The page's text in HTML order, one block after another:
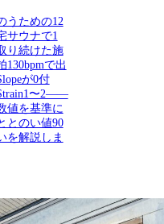
うための12
サウナで1
り続けた施
130bpmで出
が0付
〜2——
値を基準に
とのい値90
を解説しま